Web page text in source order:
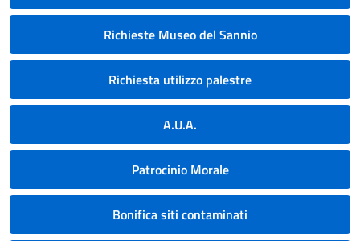
Richieste Museo del Sannio
Richiesta utilizzo palestre
A.U.A.
Patrocinio Morale
Bonifica siti contaminati